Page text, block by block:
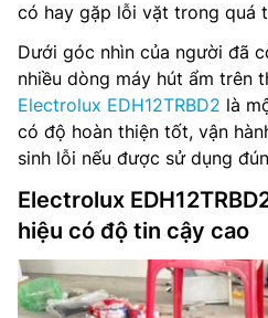
có hay gặp lỗi vặt trong quá
Dưới góc nhìn của người đã
nhiều dòng máy hút ẩm trên
Electrolux EDH12TRBD2 là
có độ hoàn thiện tốt, vận
sinh lỗi nếu được sử dụng
Electrolux
hiệu có độ tin cậy cao